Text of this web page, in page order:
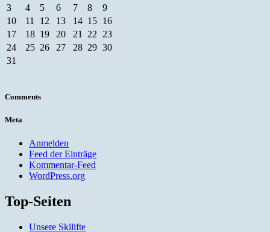
3
4 5 6 7 8
9
10
11 12 13 14 15 16
17
18 19 20 21 22
23
24
25 26 27 28 29 30
31
Comments
Meta
Anmelden
Feed der Einträge
Kommentar-Feed
WordPress.org
Top-Seiten
Unsere Skilifte